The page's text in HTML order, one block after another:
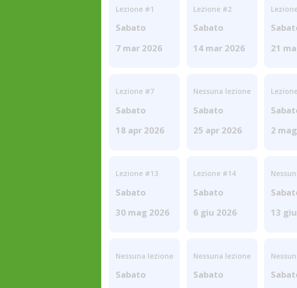
Lezione #1
Sabato
7 mar 2026
Lezione #2
Sabato
14 mar 2026
21
Lezione #7
Sabato
18 apr 2026
Nessuna lezione
Sabato
25 apr 2026
2
Lezione #13
Sabato
30 mag 2026
Lezione #14
Sabato
6 giu 2026
13
Nessuna lezione
Sabato
Nessuna lezione
Sabato